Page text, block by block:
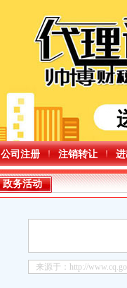
公司注册 注销转让
同乐在社区
博士后连续培养资助、出站留
业单位2026年第一季度公开招
守牢食品安全“第一道防线”
通2号线电梯“微创焕新”重庆
政务活动
来源于：http://